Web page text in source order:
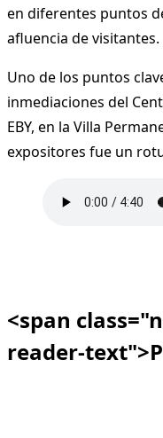
en diferentes puntos
afluencia de visitantes.
Uno de los puntos
inmediaciones del
EBY, en la Villa
expositores fue un
<span
reader-